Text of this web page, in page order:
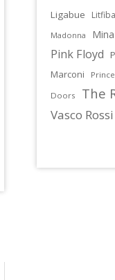
Ligabue Litfiba
Madonna Mina
Pink Floyd
Marconi
Prince
Doors
The
Vasco Rossi